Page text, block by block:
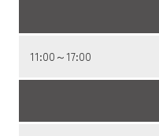
11:00～17:00